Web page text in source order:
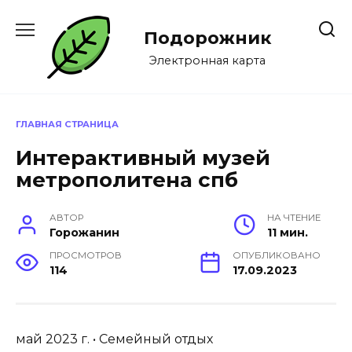
содержанию
Подорожник
Электронная карта
ГЛАВНАЯ СТРАНИЦА
Интерактивный музей
метрополитена спб
АВТОР
Горожанин
НА ЧТЕНИЕ
11 мин.
ПРОСМОТРОВ
114
ОПУБЛИКОВАНО
17.09.2023
май 2023 г. • Семейный отдых